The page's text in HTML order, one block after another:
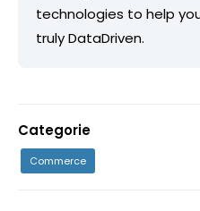
technologies to help
truly DataDriven.
Categorie
Commerce